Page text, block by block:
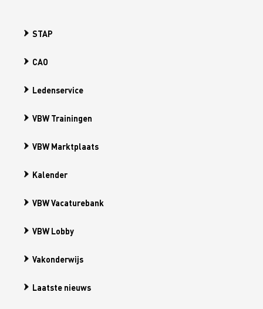
STAP
CAO
Ledenservice
VBW Trainingen
VBW Marktplaats
Kalender
VBW Vacaturebank
VBW Lobby
Vakonderwijs
Laatste nieuws